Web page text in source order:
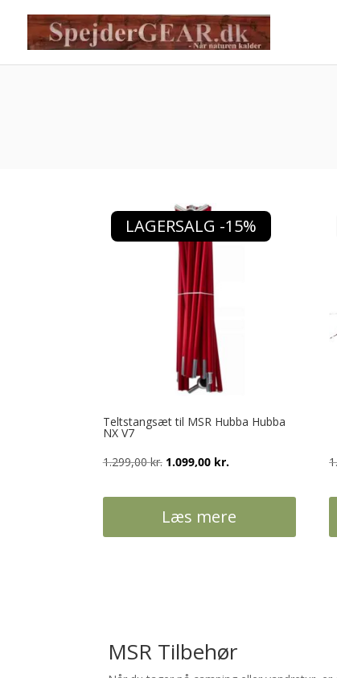
LAGERSALG -15%
Teltstangsæt til MSR Hubba Hubba
NX V7
1.299,00kr. Den
var:
1.099,00 kr.Den
er:
Læs mere
MSR Tilbehør